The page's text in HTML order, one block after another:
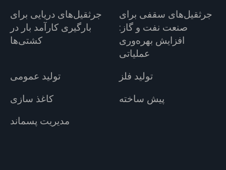
جرثقیل‌های دریایی برای
بارگیری کارآمد بار در
کشتی‌ها
جرثقیل‌های سقفی برای
صنعت نفت و گاز:
افزایش بهره‌وری
عملیاتی
تولید عمومی
تولید فلز
کاغذ سازی
پیش ساخته
مدیریت پسماند